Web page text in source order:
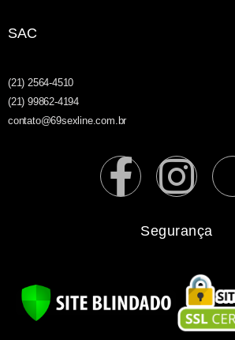
SAC
(21) 2564-4510
(21) 99862-4194
contato@69sexline.com.br
Segurança